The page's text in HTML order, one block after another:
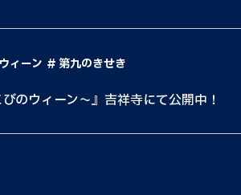
ウィーン 第九のきせき
のウィーン〜』吉祥寺にて公開中！